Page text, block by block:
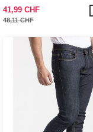
41,99 CHF
48,11 CHF